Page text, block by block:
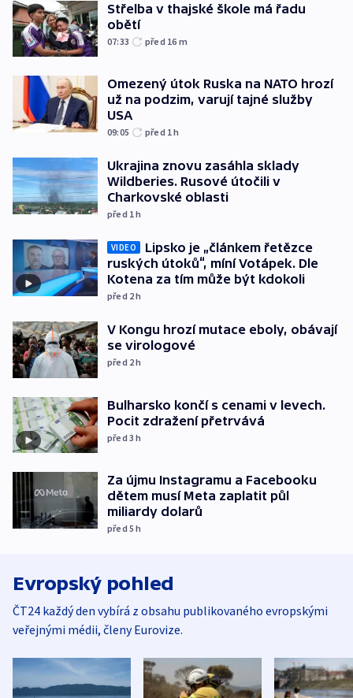
Střelba v thajské škole má řadu
obětí
07:33 před 16 m
Omezený útok Ruska na NATO hrozí
už na podzim, varují tajné služby
USA
09:05 před 1h
Ukrajina znovu zasáhla sklady
Wildberies. Rusové útočili v
Charkovské oblasti
před 1h
VIDEO
Lipsko je „článkem řetězce
ruských útoků“, míní Votápek. Dle
Kotena za tím může být kdokoli
před 2h
V Kongu hrozí mutace eboly, obávají
se virologové
před 2h
Bulharsko končí s cenami v levech.
Pocit zdražení přetrvává
před 3h
Za újmu Instagramu a Facebooku
dětem musí Meta zaplatit půl
miliardy dolarů
před 5h
Evropský pohled
ČT24 každý den vybírá z obsahu publikovaného evropskými
veřejnými médii, členy Eurovize.